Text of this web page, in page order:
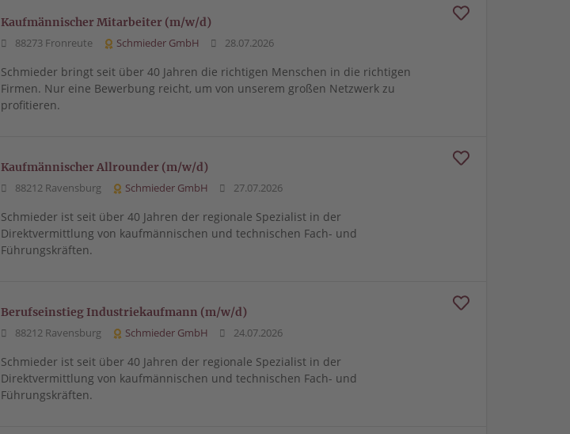
Kaufmännischer Mitarbeiter (m/w/d)
88273 Fronreute Schmieder GmbH 28.07.2026
Schmieder bringt seit über 40 Jahren die richtigen Menschen in die richtigen
Firmen. Nur eine Bewerbung reicht, um von unserem großen Netzwerk zu
profitieren.
Kaufmännischer Allrounder (m/w/d)
88212 Ravensburg Schmieder GmbH 27.07.2026
Schmieder ist seit über 40 Jahren der regionale Spezialist in der
Direktvermittlung von kaufmännischen und technischen Fach- und
Führungskräften.
Berufseinstieg Industriekaufmann (m/w/d)
88212 Ravensburg Schmieder GmbH 24.07.2026
Schmieder ist seit über 40 Jahren der regionale Spezialist in der
Direktvermittlung von kaufmännischen und technischen Fach- und
Führungskräften.